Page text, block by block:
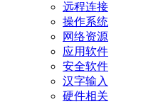
远程连接
操作系统
网络资源
应用软件
安全软件
汉字输入
硬件相关